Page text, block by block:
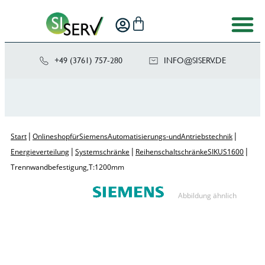
+49 (3761) 757-280 ED.VRE
SIS@OF
NI
Start | Onlineshop für Siemens Automatisierungs- und Antriebstechnik |
Energieverteilung | Systemschränke | Reihenschaltschränke SIKUS 1600 |
Trennwandbefestigung, T:1200mm
Abbildung ähnlich